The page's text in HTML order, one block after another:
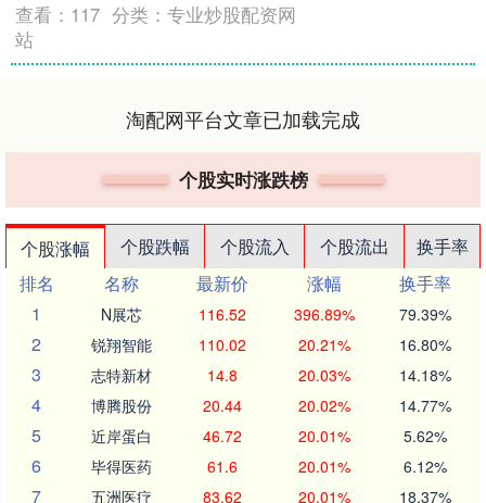
查看： 117 分类：专业炒股配资网
站
淘配网平台文章已加载完成
个股实时涨跌榜
个股涨幅 个股跌幅 个股流入 个股流出
换手率
排名
名称 最新价 涨幅
换手率
1
N展芯 116.52 396.89% 79.39%
2 锐翔智能 110.02 20.21% 16.80%
3 志特新材 14.8 20.03% 14.18%
4 博腾股份 20.44 20.02% 14.77%
5 近岸蛋白 46.72 20.01% 5.62%
6 毕得医药 61.6 20.01% 6.12%
7 五洲医疗 83.62 20.01% 18.37%